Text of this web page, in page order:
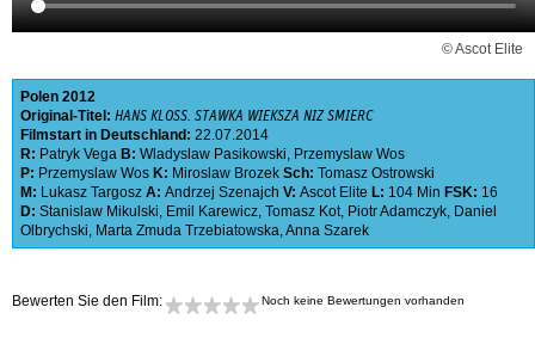
© Ascot Elite
Polen 2012
Original-Titel: HANS KLOSS. STAWKA WIEKSZA NIZ SMIERC
Filmstart in Deutschland: 22.07.2014
R: Patryk Vega B: Wladyslaw Pasikowski, Przemyslaw Wos
P: Przemyslaw Wos K: Miroslaw Brozek Sch: Tomasz Ostrowski
M: Lukasz Targosz A: Andrzej Szenajch V: Ascot Elite L: 104 Min FSK: 16
D: Stanislaw Mikulski, Emil Karewicz, Tomasz Kot, Piotr Adamczyk, Daniel
Olbrychski, Marta Zmuda Trzebiatowska,Anna Szarek
Bewerten Sie den Film: Noch keine Bewertungen vorhanden